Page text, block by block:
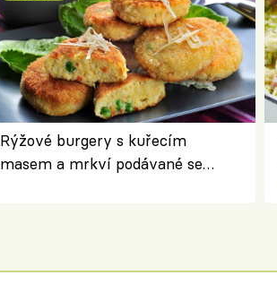
Rýžové burgery s kuřecím
masem a mrkví podávané se